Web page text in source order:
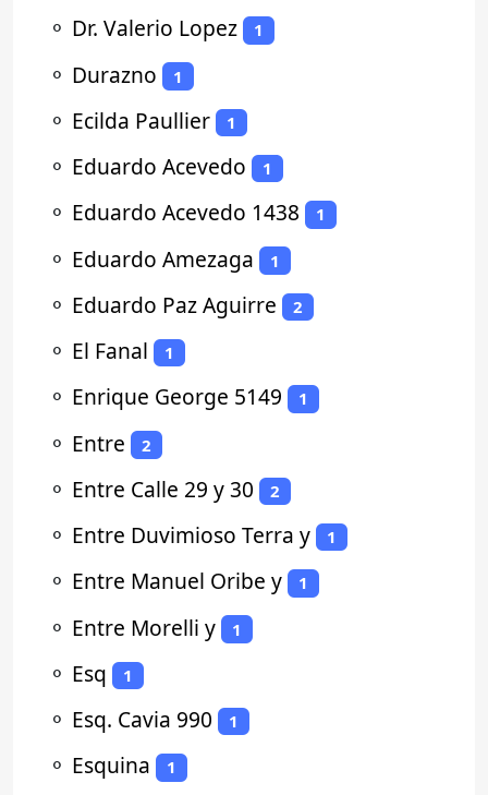
⚬ Dr. Valerio Lopez 1
⚬ Durazno 1
⚬ Ecilda Paullier 1
⚬ Eduardo Acevedo 1
⚬ Eduardo Acevedo 1438 1
⚬ Eduardo Amezaga 1
⚬ Eduardo Paz Aguirre 2
⚬ El Fanal 1
⚬ Enrique George 5149 1
⚬ Entre 2
⚬ Entre Calle 29 y 30 2
⚬ Entre Duvimioso Terra y 1
⚬ Entre Manuel Oribe y 1
⚬ Entre Morelli y 1
⚬ Esq 1
⚬ Esq. Cavia 990 1
⚬ Esquina 1